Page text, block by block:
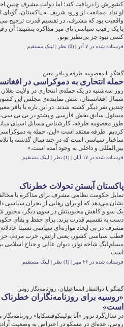
کشورش را دریافت کند؛ اما دولت مشرف چنین
او نداد. ممانعت از ورود شریف به پاکستان، گویای
واقعیت بود که مشرف، در تقسیم قدرت ترجیح
با یک رقیب سیاسی پای میز مذاکره بنشیند؛ آن
کسی نبود جز بی‌نظیر بوتو.
فرستاده شده در ۷ آذر |(0) نظر | لینک مستقیم
گفتگو با معصومه طرفه و باقر معین
حمله انتحاری به دموکراسی در
روز سه‌شنبه در یک حمله‌ی انتحاری در ولایت بغلان
شمال افغانستان، شش نماینده‌ی مجلس این
چندین نفر دیگر کشته شدند. در این باره با باقر
مسئول سابق بخش فارسی و پشتو در بی‌.بی.سی،
طور معصومه طرفه، کارشناس مسایل آسیای
کردیم. طرفه معتقد است «این، حمله به
ساختار سیاسی است که در چند سال گذشته با
بین‌المللی و داخلی به وجود آمده است.»
فرستاده شده در ۱۷ آبان |(1) نظر | لینک مستقیم
پاکستان آبستن تحولات خطرناک
تمایل حکومت نظامی مشرف برای مذاکره با
نشان می‌دهد که او برای رهایی از بحران سیاسی
یک سو و کاهش محبوبیتش در سوی دیگر، مجبور
دست به تقسیم قدرت بزند. برای حفظ و بقای
مشرف در پی ایجاد موازنه‌ای سیاسی نسبتا عادلانه
قطب سیاسی کشور، یعنی ارتش، حزب مردم،
مسلم‌لیگ شاخه نواز، دیوان عالی و جناح اسلامی
است.
فرستاده شده در ۲۶ مهر |(1) نظر | لینک مستقیم
گفتگو با ذوالفقار اسماعیلیان، روزنامه‌نگار روس
«روسیه برای روزنامه‌نگاران خطرناک
است»
در سال‌گرد ترور «آنا پولیتکوفسکایا» روزنامه‌نگار
روس، عده‌ای در مسکو در اعتراض به وضعيت